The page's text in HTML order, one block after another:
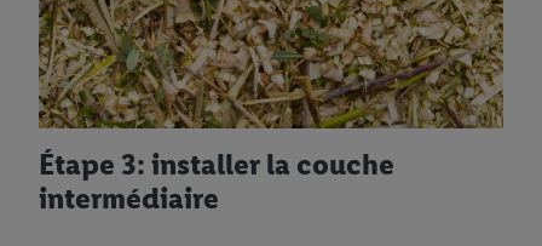
Étape 3: installer la couche
intermédiaire